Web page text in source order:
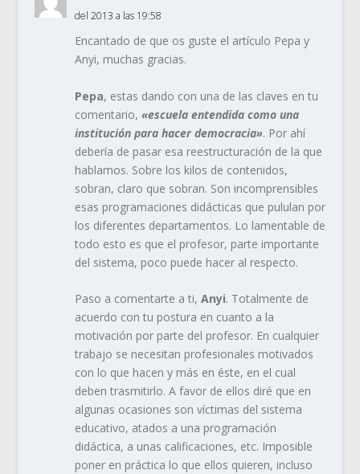
del 2013 a las 19:58
Encantado de que os guste el artículo Pepa y
Anyi, muchas gracias.
Pepa, estas dando con una de las claves en tu
comentario, «escuela entendida como una
institución para hacer democracia». Por ahí
debería de pasar esa reestructuración de la que
hablamos. Sobre los kilos de contenidos,
sobran, claro que sobran. Son incomprensibles
esas programaciones didácticas que pululan por
los diferentes departamentos. Lo lamentable de
todo esto es que el profesor, parte importante
del sistema, poco puede hacer al respecto.
Paso a comentarte a ti, Anyi. Totalmente de
acuerdo con tu postura en cuanto a la
motivación por parte del profesor. En cualquier
trabajo se necesitan profesionales motivados
con lo que hacen y más en éste, en el cual
deben trasmitirlo. A favor de ellos diré que en
algunas ocasiones son víctimas del sistema
educativo, atados a una programación
didáctica, a unas calificaciones, etc. Imposible
poner en práctica lo que ellos quieren, incluso